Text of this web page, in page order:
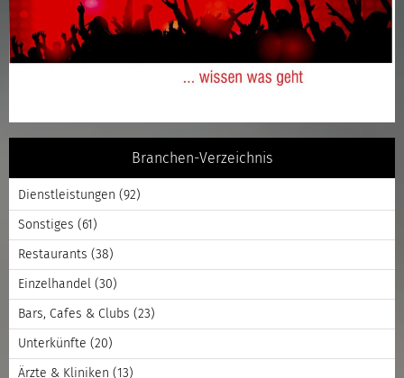
Branchen-Verzeichnis
Dienstleistungen (92)
Sonstiges (61)
Restaurants (38)
Einzelhandel (30)
Bars, Cafes & Clubs (23)
Unterkünfte (20)
Ärzte & Kliniken (13)